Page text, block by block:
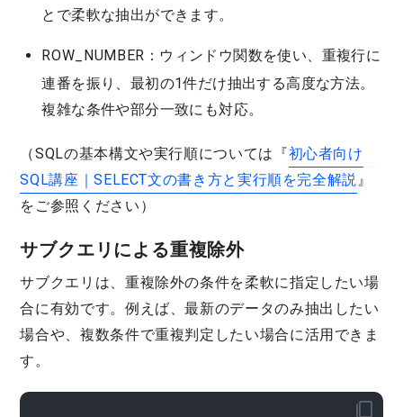
とで柔軟な抽出ができます。
ROW_NUMBER ：ウィンドウ関数を使い、重複行に
連番を振り、最初の1件だけ抽出する高度な方法。
複雑な条件や部分一致にも対応。
（SQLの基本構文や実行順については『初心者向け
SQL講座｜SELECT文の書き方と実行順を完全解説 』
をご参照ください）
サブクエリによる重複除外
サブクエリは、重複除外の条件を柔軟に指定したい場
合に有効です。例えば、最新のデータのみ抽出したい
場合や、複数条件で重複判定したい場合に活用できま
す。